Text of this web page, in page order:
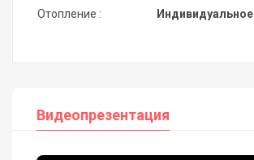
Отопление : Индивидуальное
Видеопрезентация